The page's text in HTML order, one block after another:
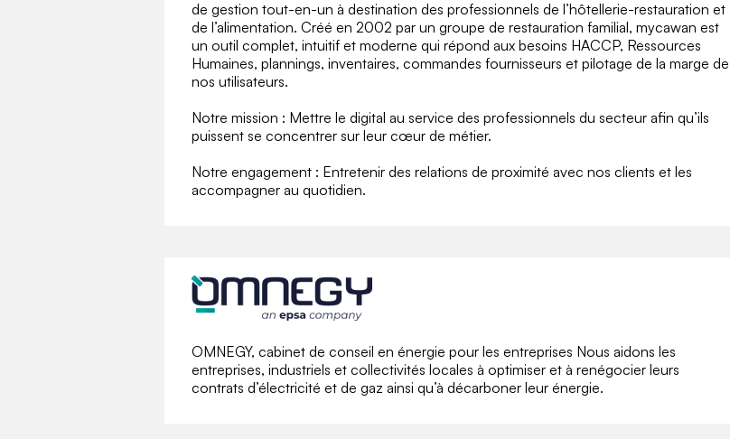
de gestion tout-en-un à destination des professionnels de l’hôtellerie-restauration et
de l’alimentation. Créé en 2002 par un groupe de restauration familial, mycawan est
un outil complet, intuitif et moderne qui répond aux besoins HACCP, Ressources
Humaines, plannings, inventaires, commandes fournisseurs et pilotage de la marge de
nos utilisateurs.
Notre mission : Mettre le digital au service des professionnels du secteur afin qu’ils
puissent se concentrer sur leur cœur de métier.
Notre engagement : Entretenir des relations de proximité avec nos clients et les
accompagner au quotidien.
OMNEGY, cabinet de conseil en énergie pour les entreprises Nous aidons les
entreprises, industriels et collectivités locales à optimiser et à renégocier leurs
contrats d’électricité et de gaz ainsi qu’à décarboner leur énergie.